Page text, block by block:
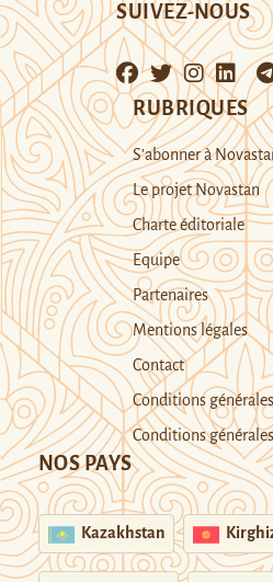
SUIVEZ-NOUS
RUBRIQUES
S’abonner à
Le projet Novastan
Charte éditoriale
Equipe
Partenaires
Mentions légales
Contact
Conditions
Conditions
NOS PAYS
Kazakhstan